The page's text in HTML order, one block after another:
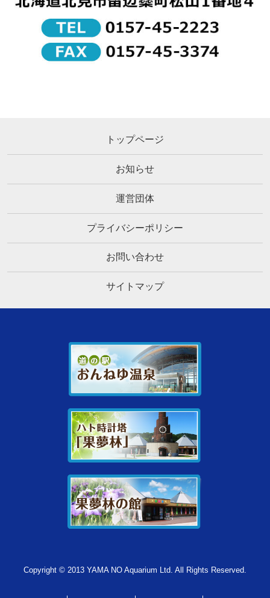
トップページ
お知らせ
運営団体
プライバシーポリシー
お問い合わせ
サイトマップ
Copyright © 2013 YAMA NO Aquarium Ltd. All Rights Reserved.